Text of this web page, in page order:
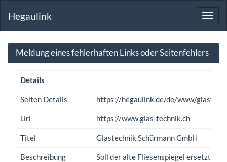
Hegaulink
Meldung eines fehlerhaften Links oder Seitenfehlers
Details
Seiten Details https://hegaulink.de/de/www/
Url https://www.glas-technik.ch
Titel Glastechnik Schürmann GmbH
Beschreibung Soll der alte Fliesenspiegel ersetzt